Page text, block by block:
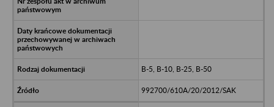
B-5, B-10, B-25, B-50
992700/610A/20/2012/SAK